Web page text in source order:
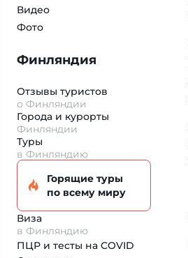
Видео
Фото
Финляндия
Отзывы туристов
о Финляндии
Города и курорты
Финляндии
Туры
в Финляндию
Горящие туры
по всему миру
Виза
в Финляндию
ПЦР и тесты на COVID